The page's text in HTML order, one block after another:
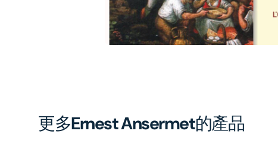
更多Ernest Ansermet的產品